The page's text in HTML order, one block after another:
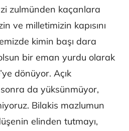
zulmünden kaçanlara
ve milletimizin kapısını
kimin başı dara
bir eman yurdu olarak
dönüyor. Açık
da yüksünmüyor,
Bilakis mazlumun
elinden tutmayı,